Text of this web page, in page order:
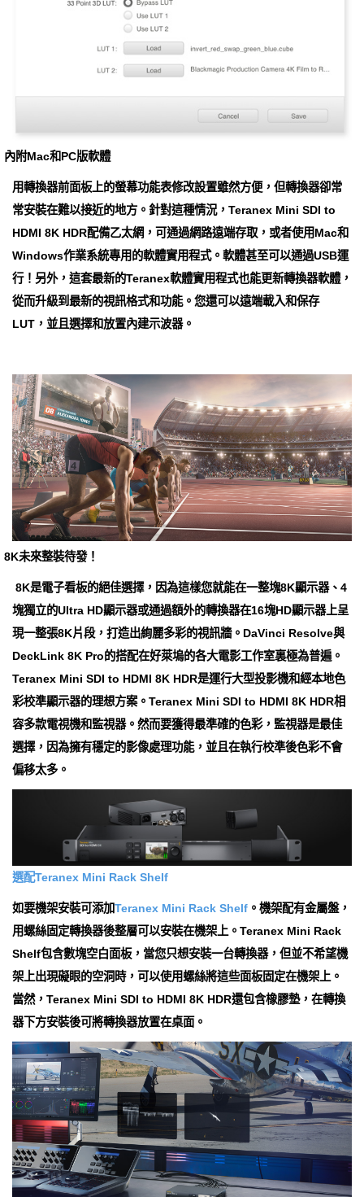
內附Mac和PC版軟體
用轉換器前面板上的螢幕功能表修改設置雖然方便，但轉換器卻常
常安裝在難以接近的地方。針對這種情況，Teranex Mini SDI to
HDMI 8K HDR配備乙太網，可通過網路遠端存取，或者使用Mac和
Windows作業系統專用的軟體實用程式。軟體甚至可以通過USB運
行！另外，這套最新的Teranex軟體實用程式也能更新轉換器軟體，
從而升級到最新的視訊格式和功能。您還可以遠端載入和保存
LUT，並且選擇和放置內建示波器。
8K未來整裝待發！
8K是電子看板的絕佳選擇，因為這樣您就能在一整塊8K顯示器、4
塊獨立的Ultra HD顯示器或通過額外的轉換器在16塊HD顯示器上呈
現一整張8K片段，打造出絢麗多彩的視訊牆。DaVinci Resolve與
DeckLink 8K Pro的搭配在好萊塢的各大電影工作室裏極為普遍。
Teranex Mini SDI to HDMI 8K HDR是運行大型投影機和經本地色
彩校準顯示器的理想方案。Teranex Mini SDI to HDMI 8K HDR相
容多款電視機和監視器。然而要獲得最準確的色彩，監視器是最佳
選擇，因為擁有穩定的影像處理功能，並且在執行校準後色彩不會
偏移太多。
選配Teranex Mini Rack Shelf
如要機架安裝可添加Teranex Mini Rack Shelf 。機架配有金屬盤，
用螺絲固定轉換器後整層可以安裝在機架上。Teranex Mini Rack
Shelf包含數塊空白面板，當您只想安裝一台轉換器，但並不希望機
架上出現礙眼的空洞時，可以使用螺絲將這些面板固定在機架上。
當然，Teranex Mini SDI to HDMI 8K HDR還包含橡膠墊，在轉換
器下方安裝後可將轉換器放置在桌面。